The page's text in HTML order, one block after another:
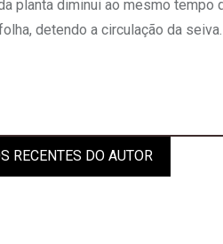
planta diminui ao mesmo
detendo a circulação da
RECENTES DO AUTOR